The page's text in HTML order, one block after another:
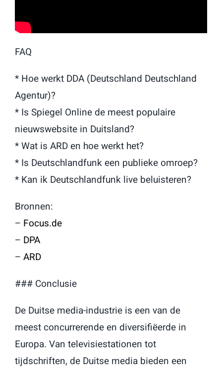
FAQ
* Hoe werkt DDA (Deutschland Deutschland
Agentur)?
* Is Spiegel Online de meest populaire
nieuwswebsite in Duitsland?
* Wat is ARD en hoe werkt het?
* Is Deutschlandfunk een publieke omroep?
* Kan ik Deutschlandfunk live beluisteren?
Bronnen:
– Focus.de
– DPA
– ARD
### Conclusie
De Duitse media-industrie is een van de
meest concurrerende en diversifiëerde in
Europa. Van televisiestationen tot
tijdschriften, de Duitse media bieden een